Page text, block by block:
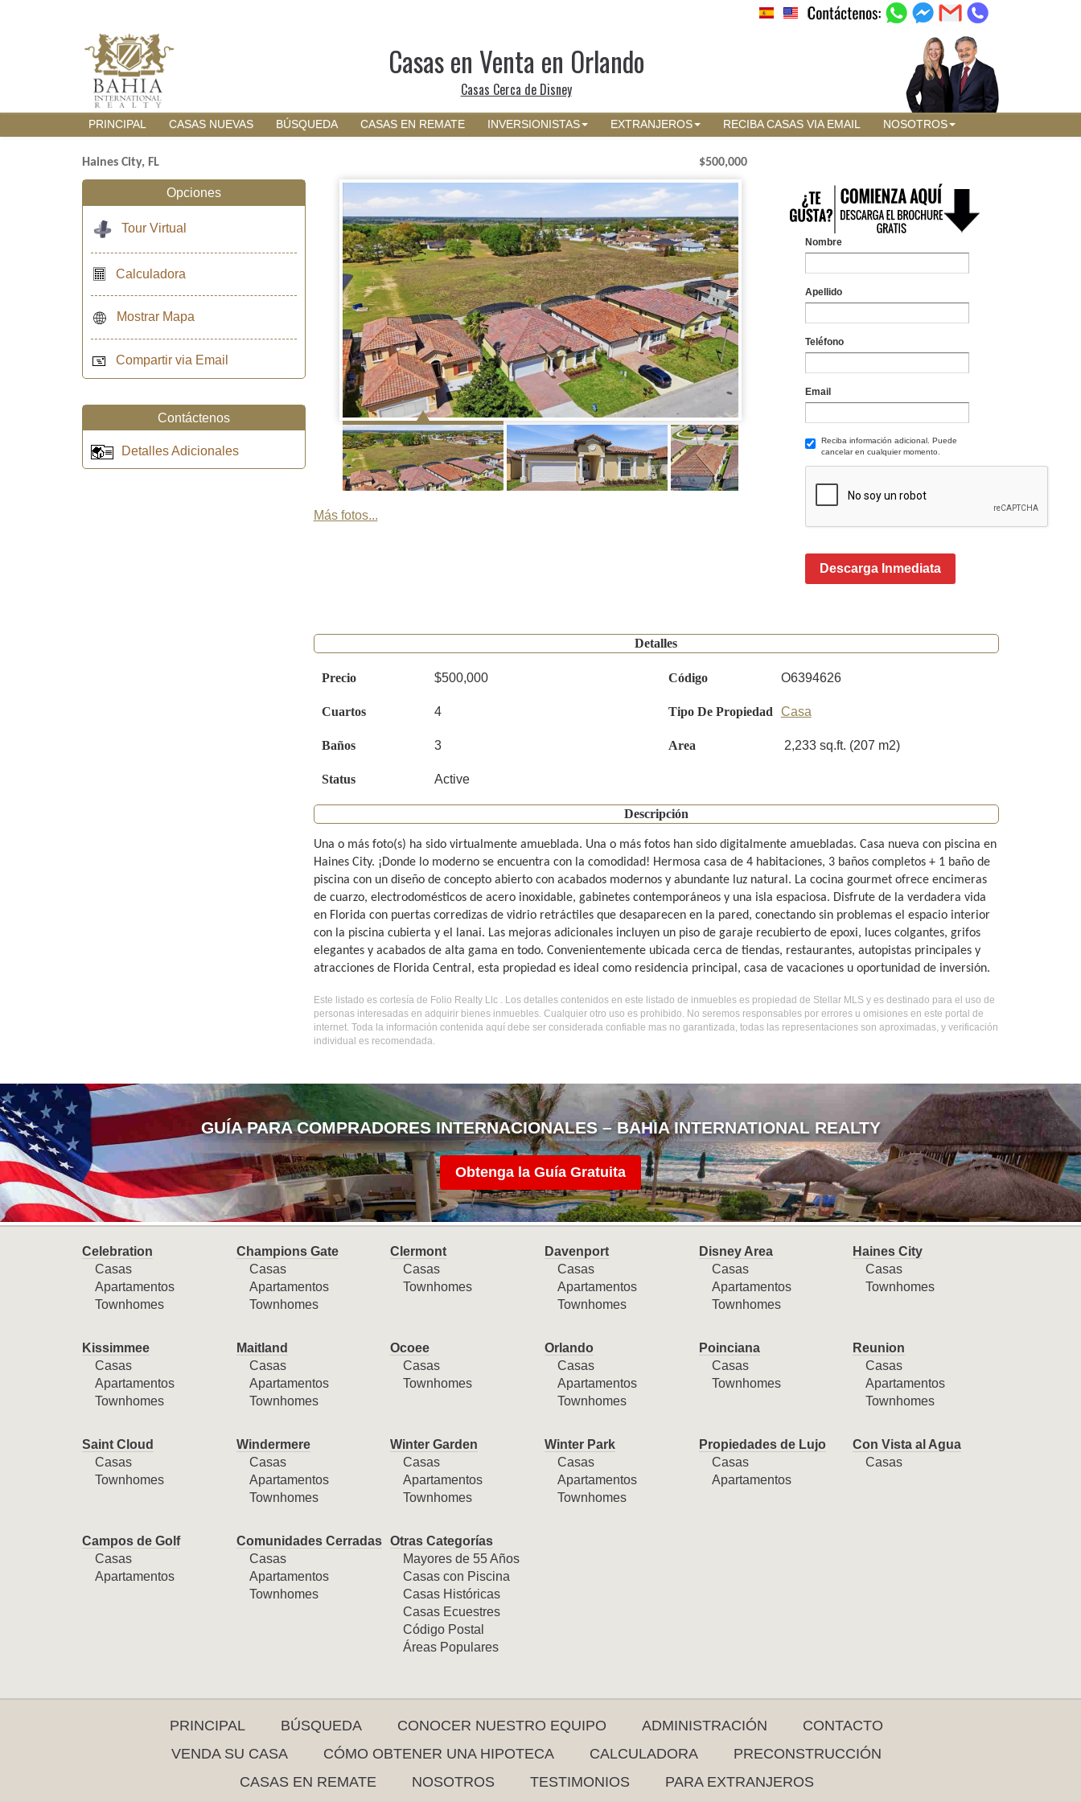
Casas en Venta en Orlando
Casas Cerca de Disney
PRINCIPAL CASAS NUEVAS BÚSQUEDA CASAS EN REMATE INVERSIONISTAS EXTRANJEROS RECIBA CASAS VIA EMAIL NOSOTROS
Haines City, FL $500,000
Más fotos...
Nombre
Apellido
Teléfono
Email
Reciba información adicional. Puede
cancelar en cualquier momento.
Descarga Inmediata
Detalles
Precio $500,000 Código O6394626
Cuartos 4 Tipo De Propiedad Casa
Baños 3 Area 2,233 sq.ft. (207 m2)
Status Active
Descripción
Una o más foto(s) ha sido virtualmente amueblada. Una o más fotos han sido digitalmente amuebladas. Casa nueva con piscina en
Haines City. ¡Donde lo moderno se encuentra con la comodidad! Hermosa casa de 4 habitaciones, 3 baños completos + 1 baño de
piscina con un diseño de concepto abierto con acabados modernos y abundante luz natural. La cocina gourmet ofrece encimeras
de cuarzo, electrodomésticos de acero inoxidable, gabinetes contemporáneos y una isla espaciosa. Disfrute de la verdadera vida
en Florida con puertas corredizas de vidrio retráctiles que desaparecen en la pared, conectando sin problemas el espacio interior
con la piscina cubierta y el lanai. Las mejoras adicionales incluyen un piso de garaje recubierto de epoxi, luces colgantes, grifos
elegantes y acabados de alta gama en todo. Convenientemente ubicada cerca de tiendas, restaurantes, autopistas principales y
atracciones de Florida Central, esta propiedad es ideal como residencia principal, casa de vacaciones u oportunidad de inversión.
Este listado es cortesía de Folio Realty Llc . Los detalles contenidos en este listado de inmuebles es propiedad de Stellar MLS y es destinado para el uso de
personas interesadas en adquirir bienes inmuebles. Cualquier otro uso es prohibido. No seremos responsables por errores u omisiones en este portal de
internet. Toda la información contenida aquí debe ser considerada confiable mas no garantizada, todas las representaciones son aproximadas, y verificación
individual es recomendada.
Opciones
Tour Virtual
Calculadora
Mostrar Mapa
Compartir via Email
Contáctenos
Detalles Adicionales
GUÍA PARA COMPRADORES INTERNACIONALES – BAHIA INTERNATIONAL REALTY
Obtenga la Guía Gratuita
Celebration
Casas
Apartamentos
Townhomes
Champions Gate
Casas
Apartamentos
Townhomes
Clermont
Casas
Townhomes
Davenport
Casas
Apartamentos
Townhomes
Disney Area
Casas
Apartamentos
Townhomes
Haines City
Casas
Townhomes
Kissimmee
Casas
Apartamentos
Townhomes
Maitland
Casas
Apartamentos
Townhomes
Ocoee
Casas
Townhomes
Orlando
Casas
Apartamentos
Townhomes
Poinciana
Casas
Townhomes
Reunion
Casas
Apartamentos
Townhomes
Saint Cloud
Casas
Townhomes
Windermere
Casas
Apartamentos
Townhomes
Winter Garden
Casas
Apartamentos
Townhomes
Winter Park
Casas
Apartamentos
Townhomes
Propiedades de Lujo
Casas
Apartamentos
Con Vista al Agua
Casas
Campos de Golf
Casas
Apartamentos
Comunidades Cerradas
Casas
Apartamentos
Townhomes
Otras Categorías
Mayores de 55 Años
Casas con Piscina
Casas Históricas
Casas Ecuestres
Código Postal
Áreas Populares
PRINCIPAL BÚSQUEDA CONOCER NUESTRO EQUIPO ADMINISTRACIÓN
CONTACTO
VENDA SU CASA
CÓMO OBTENER UNA HIPOTECA CALCULADORA
PRECONSTRUCCIÓN
CASAS EN REMATE
NOSOTROS TESTIMONIOS PARA EXTRANJEROS